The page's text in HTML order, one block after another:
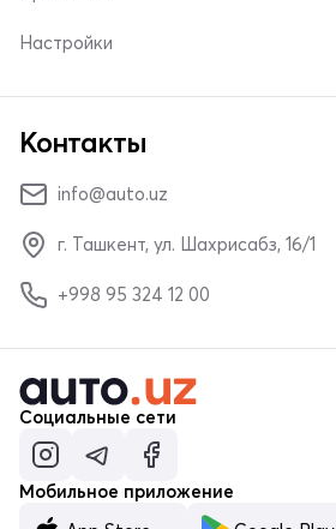
Настройки
Контакты
info@auto.uz
г. Ташкент, ул. Шахрисабз, 16/1
+998 95 324 12 00
Социальные сети
Мобильное приложение